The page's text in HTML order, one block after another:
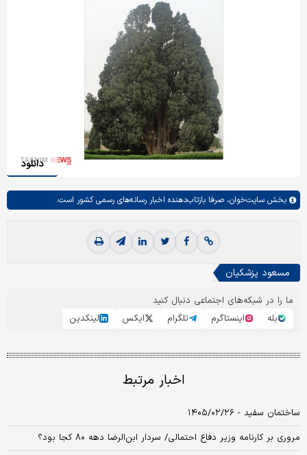
دانلود
بخش سایت‌خوان، صرفا بازتاب‌دهنده اخبار رسانه‌های رسمی کشور است.
مسعود پزشکیان
ما را در شبکه‌های اجتماعی دنبال کنید
بله
اینستاگرم تلگرام ایکس لینکدین
اخبار مرتبط
ساختمان سفید - ۱۴۰۵/۰۲/۲۶
مروری بر کارنامه وزیر دفاع احتمالی/ سردار ابن‌الرضا دهه ۸۰ کجا بود؟